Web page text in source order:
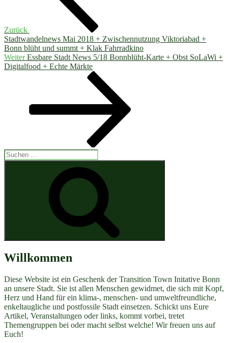
Zurück
Stadtwandelnews Mai 2018 + Zwischennutzung Viktoriabad +
Bonn blüht und summt + Klak Fahrradkino
Nächster
Beitrag
Weiter Essbare Stadt News 5/18 Bonnblüht-Karte + Obst SoLaWi +
Digitalfood + Echte Märkte
Suchen
nach:
Willkommen
Diese Website ist ein Geschenk der Transition Town Initative Bonn
an unsere Stadt. Sie ist allen Menschen gewidmet, die sich mit Kopf,
Herz und Hand für ein klima-, menschen- und umweltfreundliche,
enkeltaugliche und postfossile Stadt einsetzen. Schickt uns Eure
Artikel, Veranstaltungen oder links, kommt vorbei, tretet
Themengruppen bei oder macht selbst welche! Wir freuen uns auf
Euch!